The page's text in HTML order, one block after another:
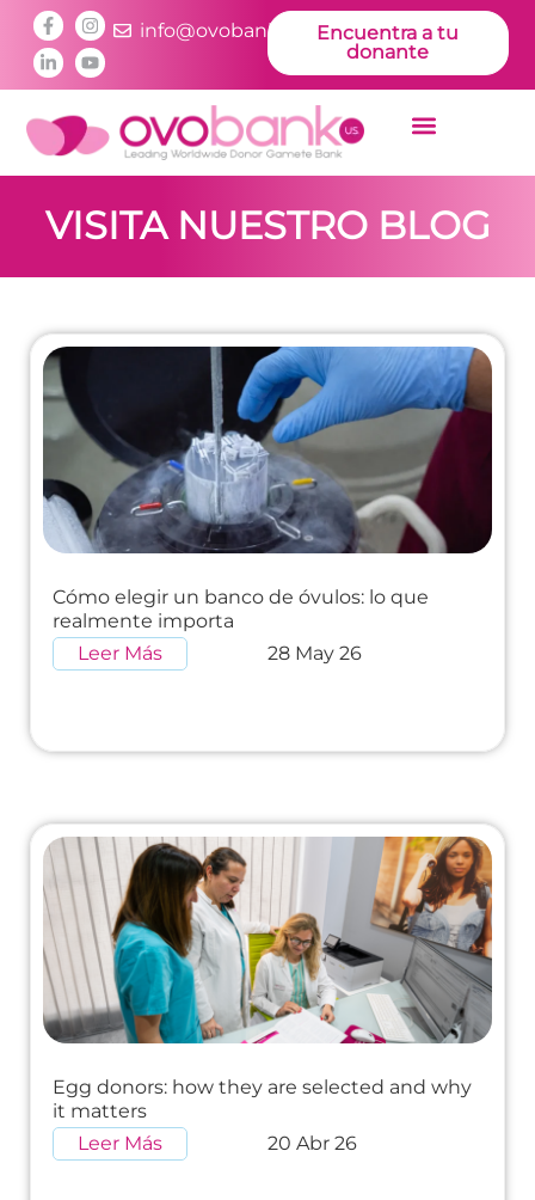
info@ovobankus.comEncuentra a tu
donante
VISITA NUESTRO BLOG
Cómo elegir un banco de óvulos: lo que
realmente importa
Leer Más
28 May 26
Egg donors: how they are selected and why
it matters
Leer Más
20 Abr 26